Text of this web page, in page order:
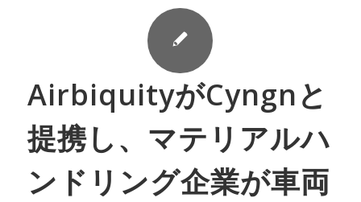
AirbiquityがCyngnと
提携し、マテリアルハ
ンドリング企業が車両